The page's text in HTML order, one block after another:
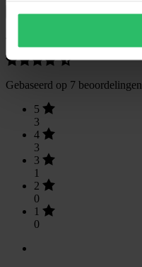
Toon alleen lokale reviews
Gebaseerd op 7 beoordelingen
5
3
4
3
3
1
2
0
1
0